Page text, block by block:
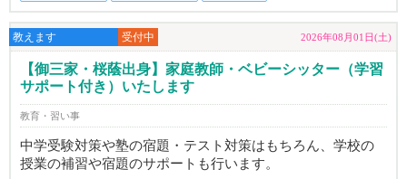
教えます 受付中 2026年08月01日(土)
【御三家・桜蔭出身】家庭教師・ベビーシッター（学習
サポート付き）いたします
教育・習い事
中学受験対策や塾の宿題・テスト対策はもちろん、学校の
授業の補習や宿題のサポートも行います。